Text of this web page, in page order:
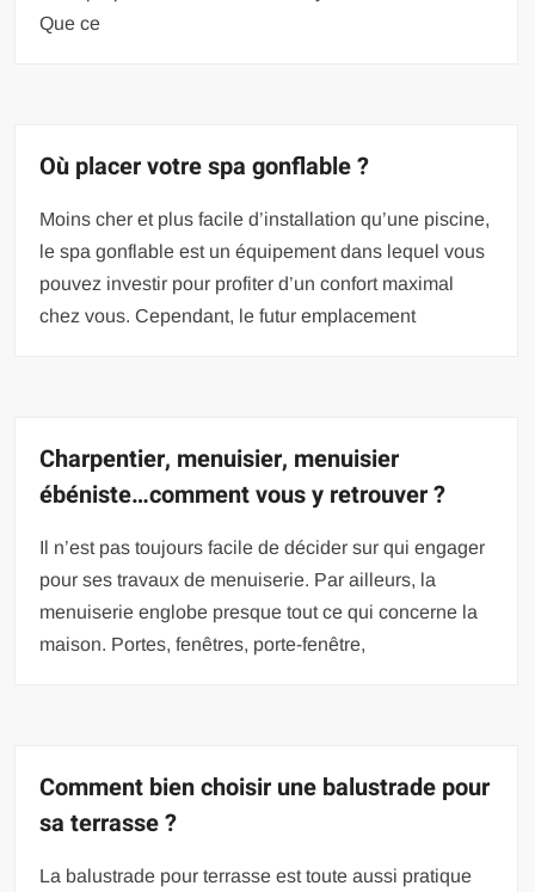
Que ce
Où placer votre spa gonflable ?
Moins cher et plus facile d’installation qu’une piscine,
le spa gonflable est un équipement dans lequel vous
pouvez investir pour profiter d’un confort maximal
chez vous. Cependant, le futur emplacement
Charpentier, menuisier, menuisier
ébéniste…comment vous y retrouver ?
Il n’est pas toujours facile de décider sur qui engager
pour ses travaux de menuiserie. Par ailleurs, la
menuiserie englobe presque tout ce qui concerne la
maison. Portes, fenêtres, porte-fenêtre,
Comment bien choisir une balustrade pour
sa terrasse ?
La balustrade pour terrasse est toute aussi pratique